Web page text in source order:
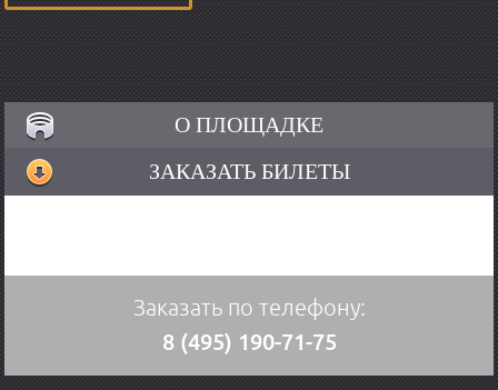
О ПЛОЩАДКЕ
ЗАКАЗАТЬ БИЛЕТЫ
Заказать по телефону:
8 (495) 190-71-75